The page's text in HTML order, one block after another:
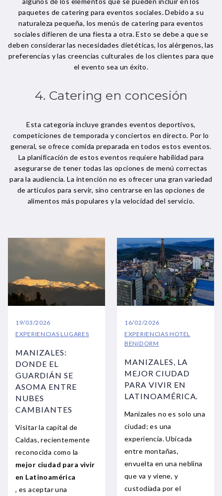
paquetes de catering para eventos sociales. Debido a su
naturaleza pequeña, los menús de catering para eventos
sociales difieren de una fiesta a otra. Esto se debe a que se
deben considerar las necesidades dietéticas, los alérgenos, las
preferencias y las creencias culturales de los clientes para que
el evento sea un éxito.
4. Catering en concesión
Esta categoría incluye grandes eventos deportivos,
competiciones de temporada y conciertos en directo. Por lo
general, se ofrece comida preparada en todos estos eventos.
La planificación de estos eventos requiere habilidad para
asegurarse de tener todas las opciones de menú correctas
para la audiencia. La intención no es ofrecer una gran variedad
de artículos para servir, sino centrarse en las opciones de
alimentos más populares y la velocidad del servicio.
19/03/2026
EXPERIENCIAS LUGARES
MANIZALES:
DONDE EL
GUARDIÁN SE
ASOMA ENTRE
NUBES
CAMBIANTES
Visitar la capital de
Caldas, recientemente
reconocida como la
mejor ciudad para vivir
en Latinoamérica
, es aceptar una
16/02/2026
EXPERIENCIAS HOTEL
BENIDORM
MANIZALES, LA
MEJOR CIUDAD
PARA VIVIR EN
LATINOAMÉRICA.
Manizales no es solo una
ciudad; es una
experiencia. Ubicada
entre montañas,
envuelta en una neblina
que va y viene, y
custodiada por el